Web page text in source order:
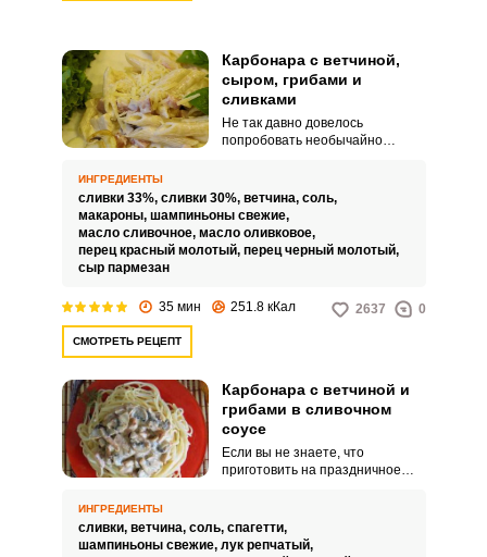
Карбонара с ветчиной,
сыром, грибами и
сливками
Не так давно довелось
попробовать необычайно
Паста получается невероятно
нежной и сочной.
ИНГРЕДИЕНТЫ
сливки 33%, сливки 30%, ветчина, соль,
макароны, шампиньоны свежие,
масло сливочное, масло оливковое,
перец красный молотый, перец черный молотый,
сыр пармезан
35 мин 251.8 кКал 2637 0
СМОТРЕТЬ РЕЦЕПТ
Карбонара с ветчиной и
грибами в сливочном
соусе
Если вы не знаете, что
приготовить на праздничное
приготовлении и очень вкусным
рецептом Карбонары с
ИНГРЕДИЕНТЫ
сливки, ветчина, соль, спагетти,
шампиньоны свежие, лук репчатый,